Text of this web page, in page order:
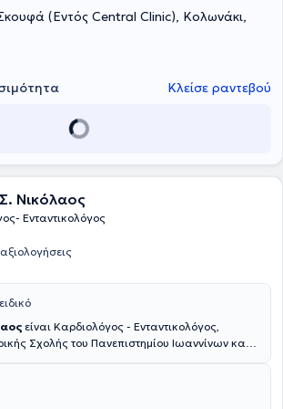
(Εντός Central Clinic), Κολωνάκι,
Κλείσε ραντεβού
Νικόλαος
Ενταντικολόγος
είναι Καρδιολόγος - Ενταντικολόγος,
Σχολής του Πανεπιστημίου Ιωαννίνων και
Dιατηρεί Ιδιωτικό Ιατρείο στο Κουκάκι.
Σύστημα Υγείας (Ε.Σ.Υ.) ως Επιμελητής σε